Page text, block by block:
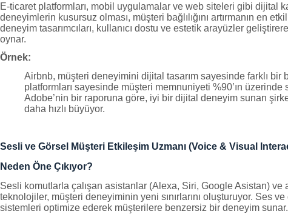
E-ticaret platformları, mobil uygulamalar ve web siteleri gibi dijital
deneyimlerin kusursuz olması, müşteri bağlılığını artırmanın en
deneyim tasarımcıları, kullanıcı dostu ve estetik arayüzler
oynar.
Örnek:
Airbnb, müşteri deneyimini dijital tasarım sayesinde farklı bir
platformları sayesinde müşteri memnuniyeti %90’ın üzerinde
Adobe’nin bir raporuna göre, iyi bir dijital deneyim sunan
daha hızlı büyüyor.
Sesli ve Görsel Müşteri Etkileşim Uzmanı (Voice & Visual
Neden Öne Çıkıyor?
Sesli komutlarla çalışan asistanlar (Alexa, Siri, Google Asistan) ve
teknolojiler, müşteri deneyiminin yeni sınırlarını oluşturuyor. Ses
sistemleri optimize ederek müşterilere benzersiz bir deneyim sunar.